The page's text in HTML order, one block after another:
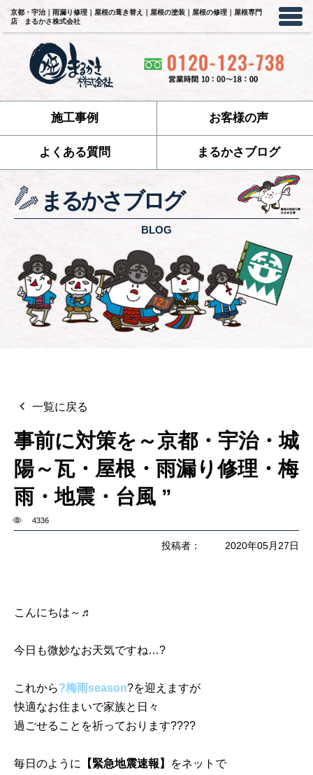
京都・宇治｜雨漏り修理｜屋根の葺き替え｜屋根の塗装｜屋根の修理｜屋根専門
店 まるかさ株式会社
施工事例 お客様の声
よくある質問 まるかさブログ
まるかさブログ
BLOG
一覧に戻る
事前に対策を～京都・宇治・城
陽～瓦・屋根・雨漏り修理・梅
雨・地震・台風 ”
4336
投稿者： 2020年05月27日
こんにちは～♬
今日も微妙なお天気ですね…?
これから?梅雨season?を迎えますが
快適なお住まいで家族と日々
過ごせることを祈っております?‍?‍?‍?
毎日のように 【緊急地震速報】
をネットで